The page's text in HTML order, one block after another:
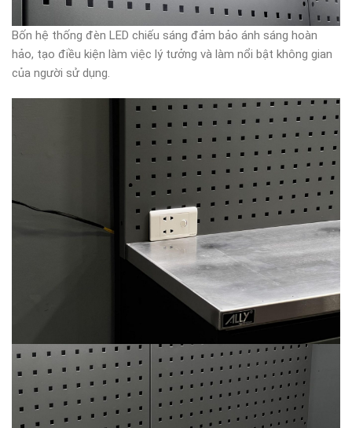
Bốn hệ thống đèn LED chiếu sáng đảm bảo ánh sáng hoàn
hảo, tạo điều kiện làm việc lý tưởng và làm nổi bật không gian
của người sử dụng.